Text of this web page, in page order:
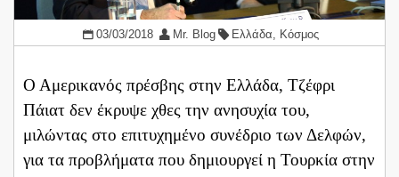
03/03/2018 Mr. Blog Ελλάδα, Κόσμος
Ο Αμερικανός πρέσβης στην Ελλάδα, Τζέφρι
Πάιατ δεν έκρυψε χθες την ανησυχία του,
μιλώντας στο επιτυχημένο συνέδριο των Δελφών,
για τα προβλήματα που δημιουργεί η Τουρκία στην